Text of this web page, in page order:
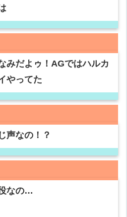
みだよゥ！AGではハルカ
やってた
声なの！？
なの…